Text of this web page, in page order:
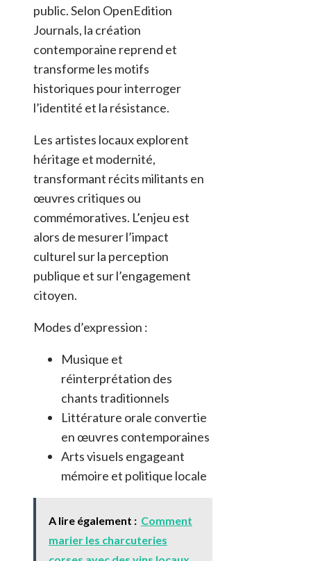
public. Selon OpenEdition
Journals, la création
contemporaine reprend et
transforme les motifs
historiques pour interroger
l’identité et la résistance.
Les artistes locaux explorent
héritage et modernité,
transformant récits militants en
œuvres critiques ou
commémoratives. L’enjeu est
alors de mesurer l’impact
culturel sur la perception
publique et sur l’engagement
citoyen.
Modes d’expression :
Musique et
réinterprétation des
chants traditionnels
Littérature orale convertie
en œuvres contemporaines
Arts visuels engageant
mémoire et politique locale
A lire également : Comment
marier les charcuteries